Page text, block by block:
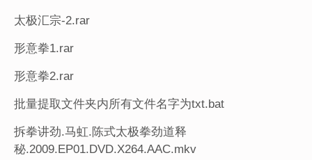
太极汇宗-2.rar
形意拳1.rar
形意拳2.rar
批量提取文件夹内所有文件名字为txt.bat
拆拳讲劲.马虹.陈式太极拳劲道释
秘.2009.EP01.DVD.X264.AAC.mkv